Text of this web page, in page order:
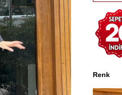
Renk